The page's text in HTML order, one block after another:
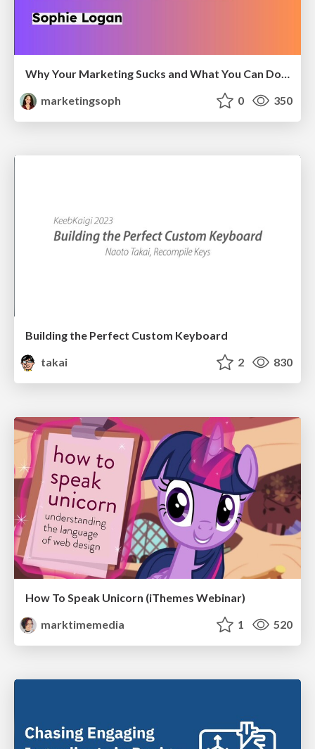
Why Your Marketing Sucks and What You Can Do About It - Sophie Logan
marketingsoph
0 350
Building the Perfect Custom Keyboard
takai
2 830
How To Speak Unicorn (iThemes Webinar)
marktimemedia
1 520